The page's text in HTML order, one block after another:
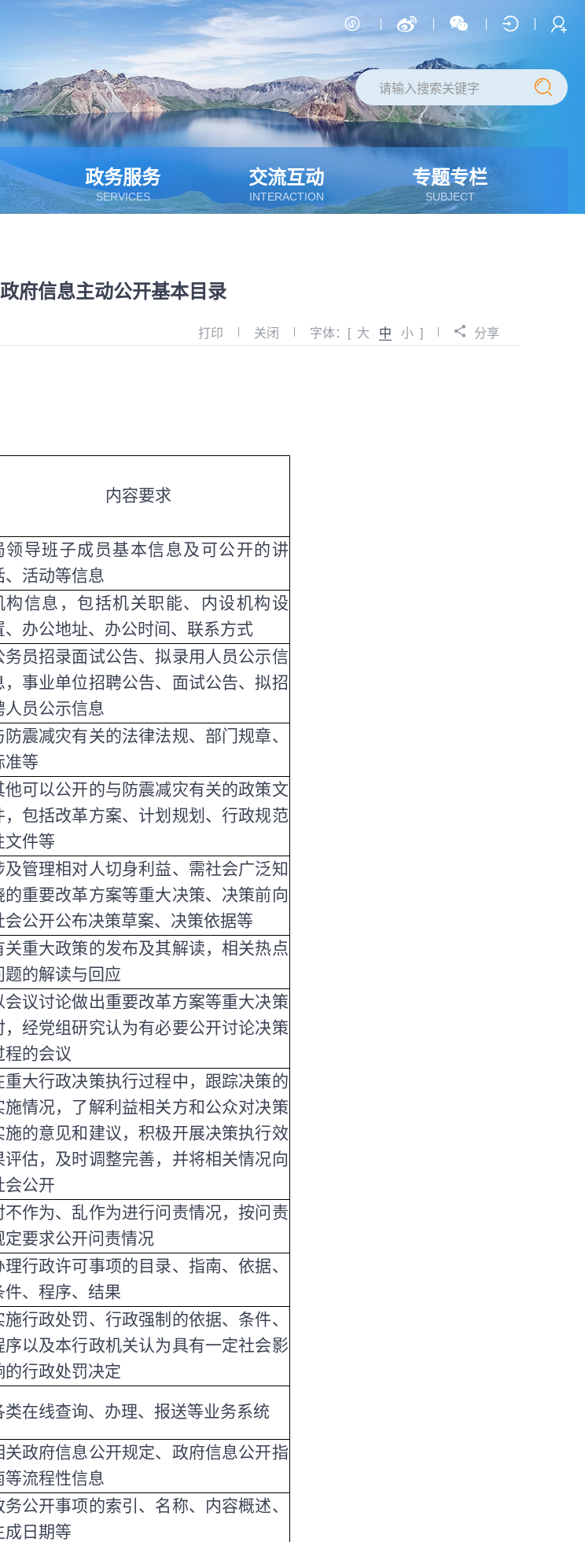
政务服务
SERVICES
交流互动
INTERACTION
专题专栏
SUBJECT
府信息主动公开基本目录
打印 关闭 字体：[ 大 中 小 ] 分享
内容要求
领导班子成员基本信息及可公开的讲
、活动等信息
构信息，包括机关职能、内设机构设
、办公地址、办公时间、联系方式
务员招录面试公告、拟录用人员公示信
，事业单位招聘公告、面试公告、拟招
人员公示信息
防震减灾有关的法律法规、部门规章、
准等
他可以公开的与防震减灾有关的政策文
，包括改革方案、计划规划、行政规范
文件等
及管理相对人切身利益、需社会广泛知
的重要改革方案等重大决策、决策前向
会公开公布决策草案、决策依据等
关重大政策的发布及其解读，相关热点
题的解读与回应
会议讨论做出重要改革方案等重大决策
，经党组研究认为有必要公开讨论决策
程的会议
重大行政决策执行过程中，跟踪决策的
施情况，了解利益相关方和公众对决策
施的意见和建议，积极开展决策执行效
评估，及时调整完善，并将相关情况向
会公开
不作为、乱作为进行问责情况，按问责
定要求公开问责情况
理行政许可事项的目录、指南、依据、
件、程序、结果
施行政处罚、行政强制的依据、条件、
序以及本行政机关认为具有一定社会影
的行政处罚决定
类在线查询、办理、报送等业务系统
关政府信息公开规定、政府信息公开指
等流程性信息
务公开事项的索引、名称、内容概述、
成日期等